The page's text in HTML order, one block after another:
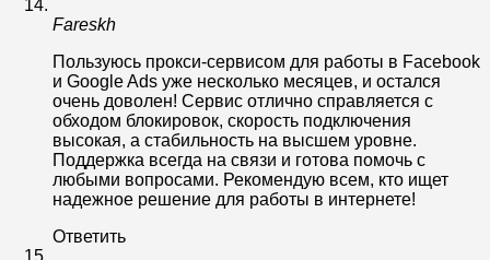
Fareskh
Пользуюсь прокси-сервисом для работы в Facebook
и Google Ads уже несколько месяцев, и остался
очень доволен! Сервис отлично справляется с
обходом блокировок, скорость подключения
высокая, а стабильность на высшем уровне.
Поддержка всегда на связи и готова помочь с
любыми вопросами. Рекомендую всем, кто ищет
надежное решение для работы в интернете!
Ответить